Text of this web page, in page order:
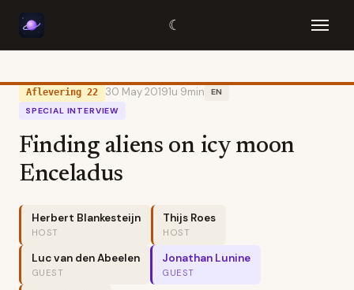
☾
Aflevering 22 30 May 20191u 9min
EN
SPECIAL INTERVIEW
Finding aliens on icy moon
Enceladus
Herbert Blankesteijn
HOST
Thijs Roes
HOST
Luc van den Abeelen
GUEST
Jonathan Lunine
GUEST